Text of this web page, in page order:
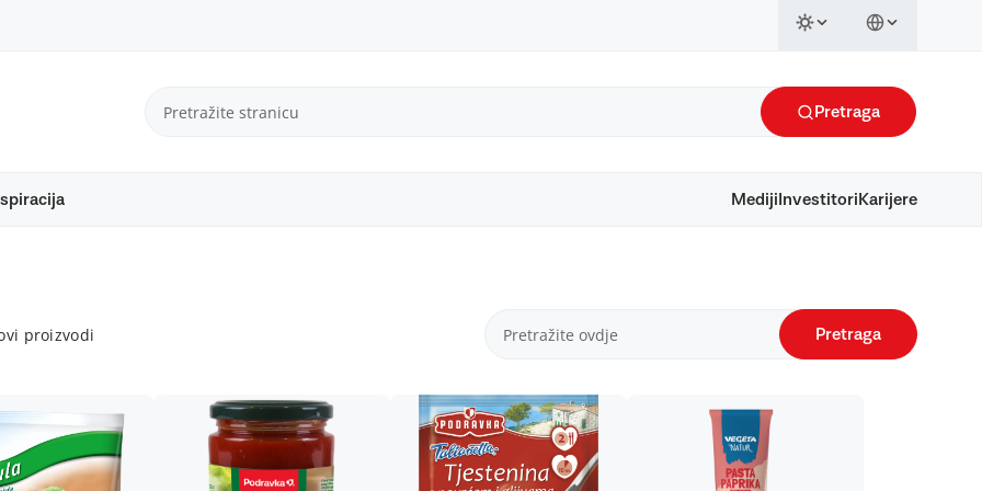
Pretraga
Mediji Investitori Karijere
proizvodi Pretraga